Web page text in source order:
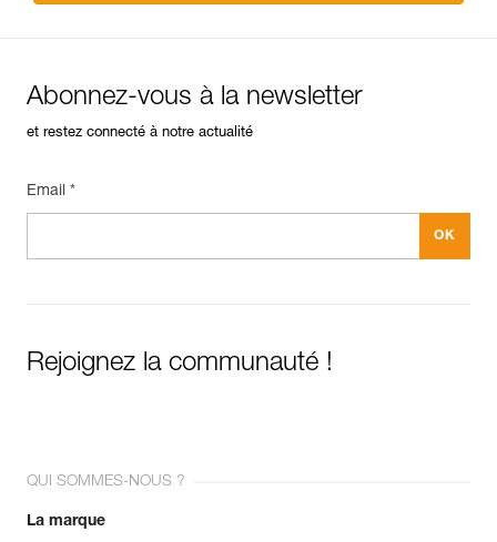
Abonnez-vous à la newsletter
et restez connecté à notre actualité
Email *
Rejoignez la communauté !
QUI SOMMES-NOUS ?
La marque